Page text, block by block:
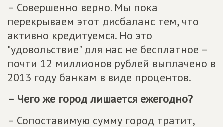
– Совершенно верно. Мы пока
перекрываем этот дисбаланс тем, что
активно кредитуемся. Но это
"удовольствие" для нас не бесплатное –
почти 12 миллионов рублей выплачено в
2013 году банкам в виде процентов.
– Чего же город лишается ежегодно?
– Сопоставимую сумму город тратит,